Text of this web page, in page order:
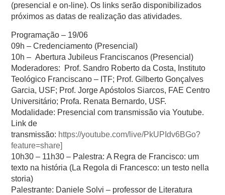
(presencial e on-line). Os links serão disponibilizados
próximos as datas de realização das atividades.
Programação – 19/06
09h –Credenciamento (Presencial)
10h –Abertura Jubileus Franciscanos (Presencial)
Moderadores: Prof. Sandro Roberto da Costa, Instituto
Teológico Franciscano – ITF; Prof. Gilberto Gonçalves
Garcia, USF; Prof. Jorge Apóstolos Siarcos, FAE Centro
Universitário; Profa. Renata Bernardo, USF.
Modalidade: Presencial com transmissão via Youtube.
Link de
transmissão: https://youtube.com/live/PkUPIdv6BGo?
feature=share]
10h30 – 11h30 – Palestra: A Regra de Francisco: um
texto na história (La Regola di Francesco: un testo nella
storia)
Palestrante: Daniele Solvi – professor de Literatura